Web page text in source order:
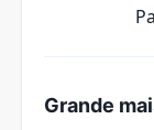
Grande